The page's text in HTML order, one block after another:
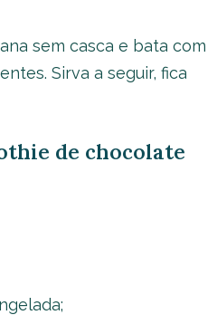
sem casca e bata com
Sirva a seguir, fica
de chocolate